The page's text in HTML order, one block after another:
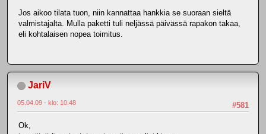
Jos aikoo tilata tuon, niin kannattaa hankkia se suoraan sieltä
valmistajalta. Mulla paketti tuli neljässä päivässä rapakon takaa,
eli kohtalaisen nopea toimitus.
JariV
#581
05.04.09 - klo: 10.48
Ok,